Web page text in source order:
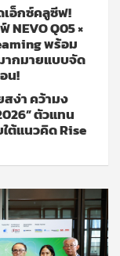
เอ็กซ์คลูซีฟ!
Q05 ×
พร้อม
ากมายแบบจัด
น!
ง่า คว้ามง
ตัวแทน
ต้แนวคิด Rise